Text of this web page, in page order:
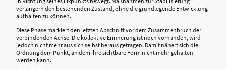
verlängern den bestehenden Zustand, ohne die grundlegende Entwicklung
aufhalten zu können.
Diese Phase markiert den letzten Abschnitt vor dem Zusammenbruch der
verbindenden Achse. Die kollektive Erinnerung ist noch vorhanden, wird
jedoch nicht mehr aus sich selbst heraus getragen. Damit nähert sich die
Ordnung dem Punkt, an dem ihre sichtbare Form nicht mehr gehalten
werden kann.